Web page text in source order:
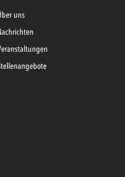
Über uns
Nachrichten
Veranstaltungen
Stellenangebote